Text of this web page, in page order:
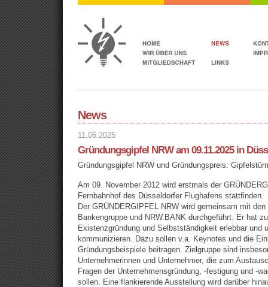
News
11.06.2025
Gründungsgipfel NRW am 09.11.2025 in
Gründungsgipfel NRW und Gründungspreis:
Am 09. November 2012 wird erstmals der
Fernbahnhof des Düsseldorfer Flughafens stattfinden.
Der GRÜNDERGIPFEL NRW wird gemeinsam mit
Bankengruppe und NRW.BANK durchgeführt. Er hat
Existenzgründung und Selbstständigkeit erlebbar und
kommunizieren. Dazu sollen v.a. Keynotes und die
Gründungsbeispiele beitragen. Zielgruppe sind
Unternehmerinnen und Unternehmer, die zum
Fragen der Unternehmensgründung, -festigung und -
sollen. Eine flankierende Ausstellung wird darüber